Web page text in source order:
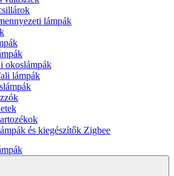
lámpák
okoslámpák
lámpák
és kiegészítők Zigbee